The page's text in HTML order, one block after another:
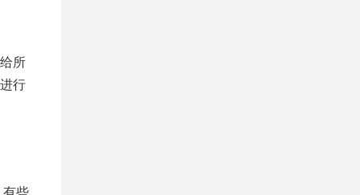
所
行